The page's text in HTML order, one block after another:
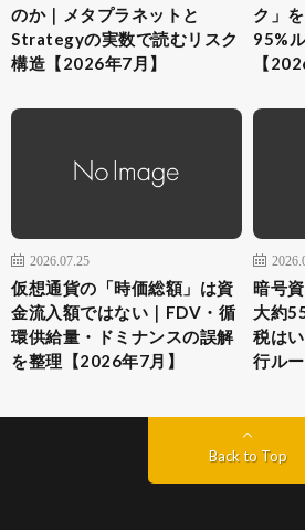
のか｜メタプラネットと
Strategyの実数で読むリスク
構造【2026年7月】
ク」
95%
【
2026.07.25
仮想通貨の「時価総額」は資
金流入額ではない｜FDV・循
環供給量・ドミナンスの誤解
を整理【2026年7月】
暗号
大約
税は
行ル
Back to Top